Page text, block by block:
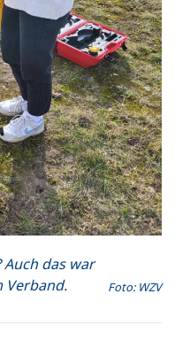
Auch das war
Verband.
Foto: WZV